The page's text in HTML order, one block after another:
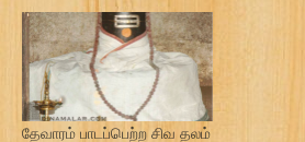
தேவாரம் பாடப்பெற்ற சிவ தலம்